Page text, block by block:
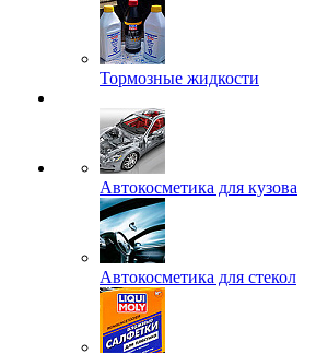
Тормозные жидкости
Автокосметика для кузова
Автокосметика для стекол